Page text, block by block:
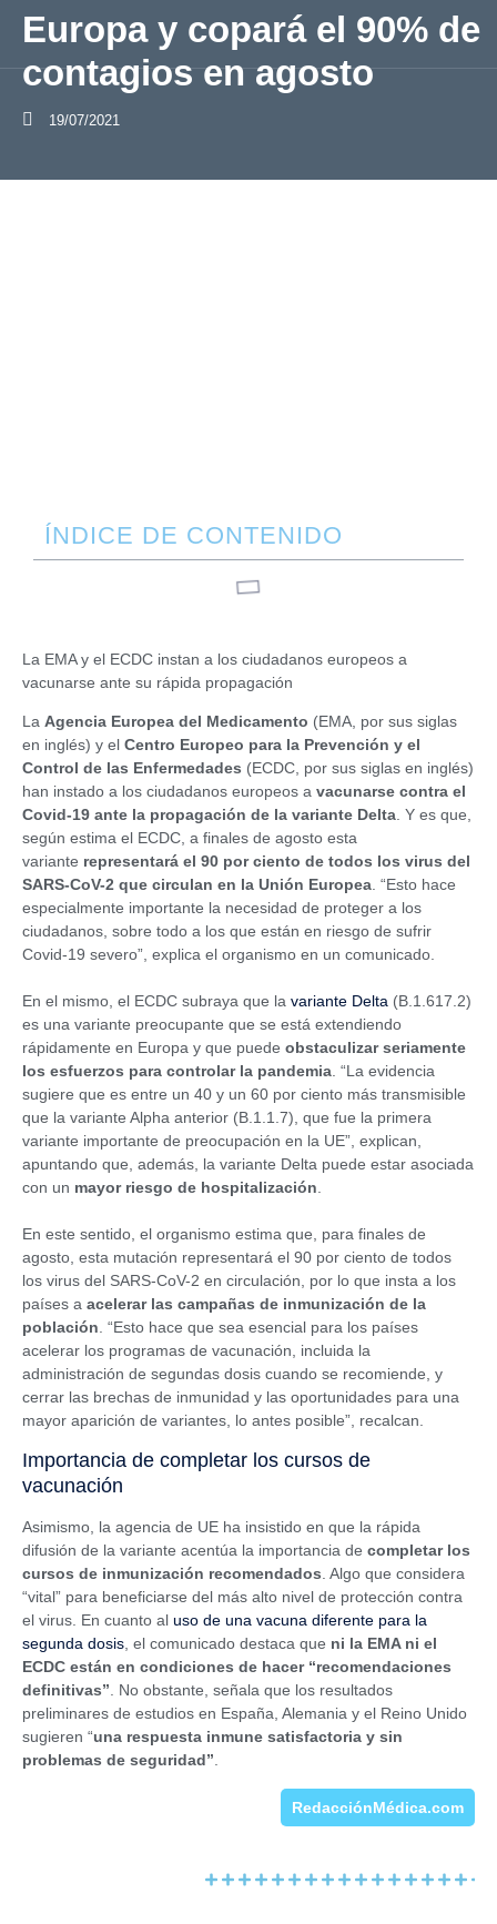
Europa y copará el 90% de
contagios en agosto
19/07/2021
ÍNDICE DE CONTENIDO
La EMA y el ECDC instan a los ciudadanos europeos a
vacunarse ante su rápida propagación
La Agencia Europea del Medicamento (EMA, por sus siglas
en inglés) y el Centro Europeo para la Prevención y el
Control de las Enfermedades (ECDC, por sus siglas en inglés)
han instado a los ciudadanos europeos a vacunarse contra el
Covid-19 ante la propagación de la variante Delta . Y es que,
según estima el ECDC, a finales de agosto esta
variante representará el 90 por ciento de todos los virus del
SARS-CoV-2 que circulan en la Unión Europea . “Esto hace
especialmente importante la necesidad de proteger a los
ciudadanos, sobre todo a los que están en riesgo de sufrir
Covid-19 severo”, explica el organismo en un comunicado.
En el mismo, el ECDC subraya que la variante Delta (B.1.617.2)
es una variante preocupante que se está extendiendo
rápidamente en Europa y que puede obstaculizar seriamente
los esfuerzos para controlar la pandemia . “La evidencia
sugiere que es entre un 40 y un 60 por ciento más transmisible
que la variante Alpha anterior (Β.1.1.7), que fue la primera
variante importante de preocupación en la UE”, explican,
apuntando que, además, la variante Delta puede estar asociada
con un mayor riesgo de hospitalización
En este sentido, el organismo estima que, para finales de
agosto, esta mutación representará el 90 por ciento de todos
los virus del SARS-CoV-2 en circulación, por lo que insta a los
países a acelerar las campañas de inmunización de la
población . “Esto hace que sea esencial para los países
acelerar los programas de vacunación, incluida la
administración de segundas dosis cuando se recomiende, y
cerrar las brechas de inmunidad y las oportunidades para una
mayor aparición de variantes, lo antes posible”, recalcan.
Importancia de completar los cursos de
vacunación
Asimismo, la agencia de UE ha insistido en que la rápida
difusión de la variante acentúa la importancia de completar los
cursos de inmunización recomendados. Algo que considera
“vital” para beneficiarse del más alto nivel de protección contra
el virus. En cuanto al uso de una vacuna diferente para la
segunda dosis, el comunicado destaca que ni la EMA ni el
ECDC están en condiciones de hacer “recomendaciones
definitivas”. No obstante, señala que los resultados
preliminares de estudios en España, Alemania y el Reino Unido
sugieren “una respuesta inmune satisfactoria y sin
problemas de seguridad”.
RedacciónMédica.com